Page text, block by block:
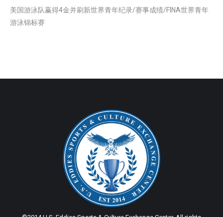
美国游泳队赢得4金并刷新世界青年纪录/赛事成绩/FINA世界青年
游泳锦标赛